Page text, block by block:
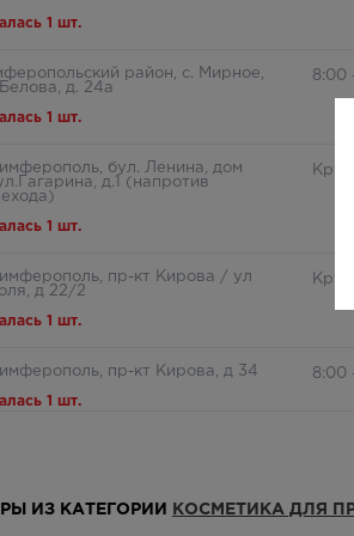
1 шт.
район, с. Мирное,
д. 24а
1 шт.
8:00
бул. Ленина, дом
д.1 (напротив
1 шт.
пр-кт Кирова / ул
д 22/2
1 шт.
пр-кт Кирова, д 34
1 шт.
8:00
ИЗ КАТЕГОРИИ КОСМЕТИКА ДЛЯ